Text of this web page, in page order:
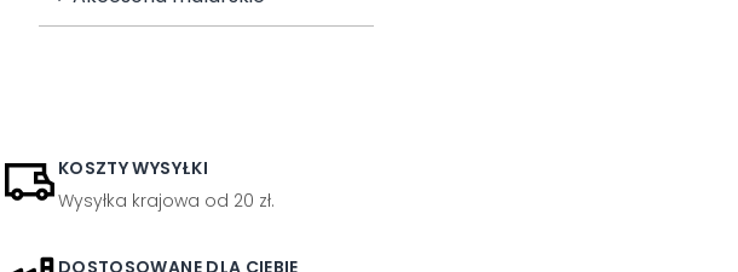
KOSZTY WYSYŁKI
Wysyłka krajowa od 20 zł.
DOSTOSOWANE DLA CIEBIE